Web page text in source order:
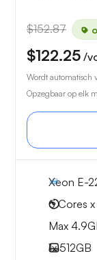
$152.87
$122.25 /
Wordt automatisch
Opzegbaar op elk
Xeon E-
6 Cores
Max
1x512GB